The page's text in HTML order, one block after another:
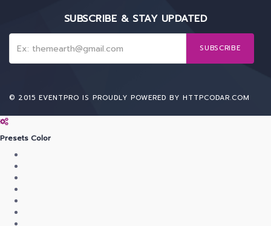
SUBSCRIBE & STAY UPDATED
SUBSCRIBE
© 2015 EVENTPRO IS PROUDLY POWERED BY HTTPCODAR.COM
Presets Color